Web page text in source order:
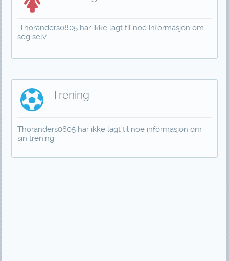
Thoranders0805 har ikke lagt til noe informasjon om
seg selv.
Trening
Thoranders0805 har ikke lagt til noe informasjon om
sin trening.